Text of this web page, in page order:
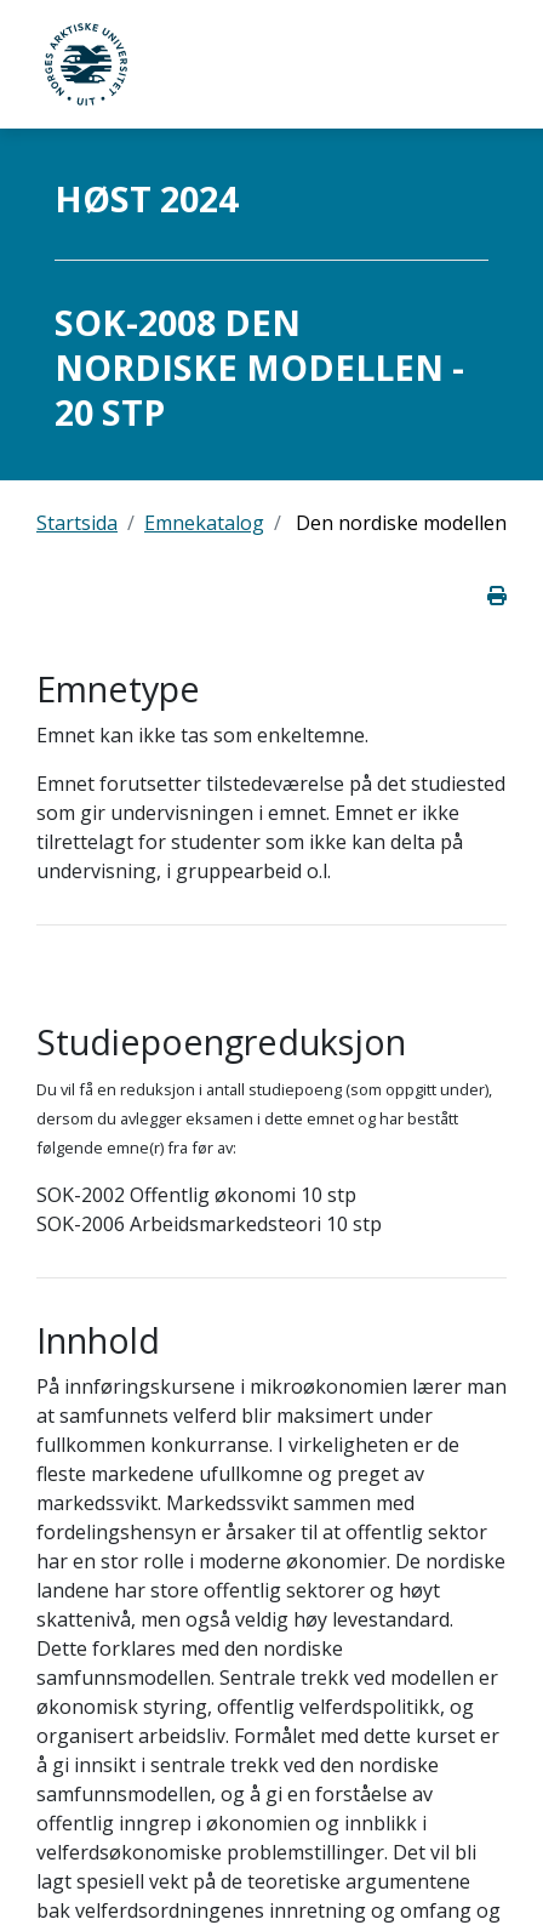
UiT Norges arktiske universitet
HØST 2024
SOK-2008 DEN
NORDISKE MODELLEN -
20 STP
Startsida Emnekatalog Den nordiske modellen
Emnetype
Emnet kan ikke tas som enkeltemne.
Emnet forutsetter tilstedeværelse på det studiested
som gir undervisningen i emnet. Emnet er ikke
tilrettelagt for studenter som ikke kan delta på
undervisning, i gruppearbeid o.l.
Studiepoengreduksjon
Du vil få en reduksjon i antall studiepoeng (som oppgitt under),
dersom du avlegger eksamen i dette emnet og har bestått
følgende emne(r) fra før av:
SOK-2002 Offentlig økonomi 10 stp
SOK-2006 Arbeidsmarkedsteori 10 stp
Innhold
På innføringskursene i mikroøkonomien lærer man
at samfunnets velferd blir maksimert under
fullkommen konkurranse. I virkeligheten er de
fleste markedene ufullkomne og preget av
markedssvikt. Markedssvikt sammen med
fordelingshensyn er årsaker til at offentlig sektor
har en stor rolle i moderne økonomier. De nordiske
landene har store offentlig sektorer og høyt
skattenivå, men også veldig høy levestandard.
Dette forklares med den nordiske
samfunnsmodellen. Sentrale trekk ved modellen er
økonomisk styring, offentlig velferdspolitikk, og
organisert arbeidsliv. Formålet med dette kurset er
å gi innsikt i sentrale trekk ved den nordiske
samfunnsmodellen, og å gi en forståelse av
offentlig inngrep i økonomien og innblikk i
velferdsøkonomiske problemstillinger. Det vil bli
lagt spesiell vekt på de teoretiske argumentene
bak velferdsordningenes innretning og omfang og